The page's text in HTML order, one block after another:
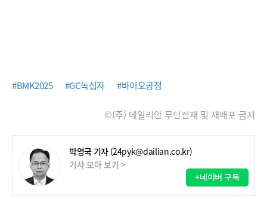
#BMK2025 #GC녹십자 #바이오공정
©(주) 데일리안 무단전재 및 재배포 금지
박영국 기자 (24pyk@dailian.co.kr)
기사 모아 보기 >
+네이버 구독